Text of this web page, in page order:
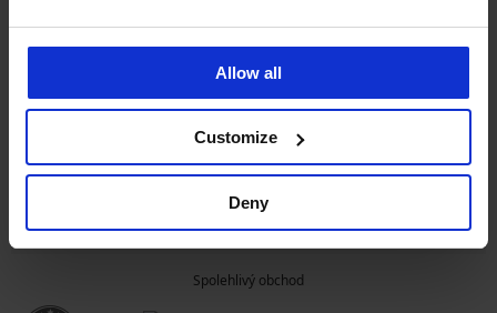
Allow all
Customize
Deny
SLUŽBY ZÁKAZNÍKŮM
OBECNÉ INFORMACE
O SPOLEČNOSTI
Spolehlivý obchod